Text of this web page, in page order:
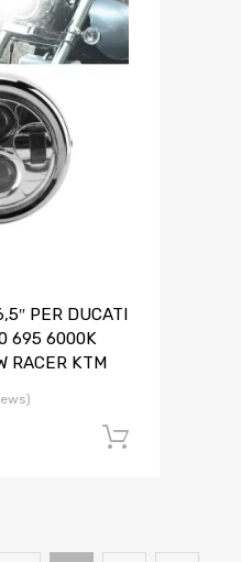
PER DUCATI
695 6000K
RACER KTM